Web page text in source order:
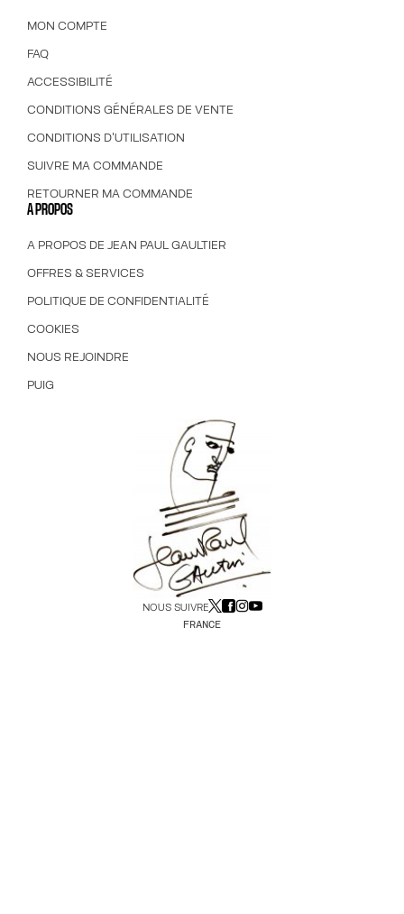
MON COMPTE
FAQ
ACCESSIBILITÉ
CONDITIONS GÉNÉRALES DE VENTE
CONDITIONS D'UTILISATION
SUIVRE MA COMMANDE
RETOURNER MA COMMANDE
A PROPOS
A PROPOS DE JEAN PAUL GAULTIER
OFFRES & SERVICES
POLITIQUE DE CONFIDENTIALITÉ
COOKIES
NOUS REJOINDRE
PUIG
NOUS SUIVRE
FRANCE